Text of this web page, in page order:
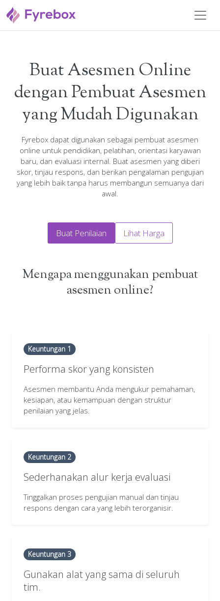
Buat Asesmen Online
dengan Pembuat Asesmen
yang Mudah Digunakan
Fyrebox dapat digunakan sebagai pembuat asesmen
online untuk pendidikan, pelatihan, orientasi karyawan
baru, dan evaluasi internal. Buat asesmen yang diberi
skor, tinjau respons, dan berikan pengalaman pengujian
yang lebih baik tanpa harus membangun semuanya dari
awal.
Buat Penilaian Lihat Harga
Mengapa menggunakan pembuat
asesmen online?
Keuntungan 1
Performa skor yang konsisten
Asesmen membantu Anda mengukur pemahaman,
kesiapan, atau kemampuan dengan struktur
penilaian yang jelas.
Keuntungan 2
Sederhanakan alur kerja evaluasi
Tinggalkan proses pengujian manual dan tinjau
respons dengan cara yang lebih terorganisir.
Keuntungan 3
Gunakan alat yang sama di seluruh
tim.